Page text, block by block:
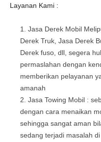
Layanan Kami :
Jasa Derek Mobil
Derek Truk, Jasa Derek
Derek fuso, dll, segera
permaslahan dengan
memberikan pelayanan
amanah
Jasa Towing Mobil :
dengan cara menaikan
sehingga sangat aman
sedang terjadi masalah